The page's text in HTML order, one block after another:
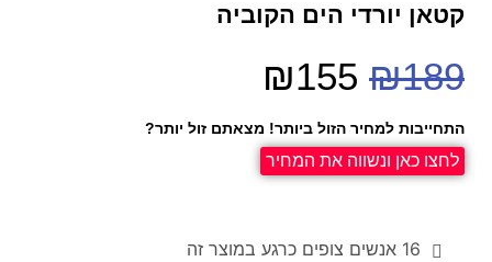
קטאן יורדי הים הקוביה
₪189
₪155
התחייבות למחיר הזול ביותר! מצאתם זול יותר?
לחצו כאן ונשווה את המחיר
16 אנשים צופים כרגע במוצר זה